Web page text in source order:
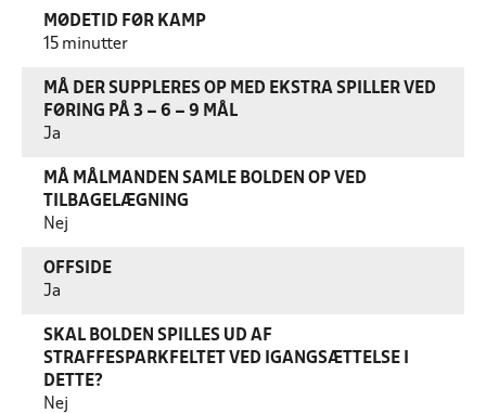
MØDETID FØR KAMP
15 minutter
MÅ DER SUPPLERES OP MED EKSTRA SPILLER VED
FØRING PÅ 3 – 6 – 9 MÅL
Ja
MÅ MÅLMANDEN SAMLE BOLDEN OP VED
TILBAGELÆGNING
Nej
OFFSIDE
Ja
SKAL BOLDEN SPILLES UD AF
STRAFFESPARKFELTET VED IGANGSÆTTELSE I
DETTE?
Nej